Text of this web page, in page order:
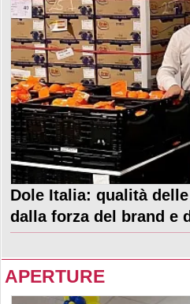
Dole Italia: qualità
dalla forza del brand e
APERTURE